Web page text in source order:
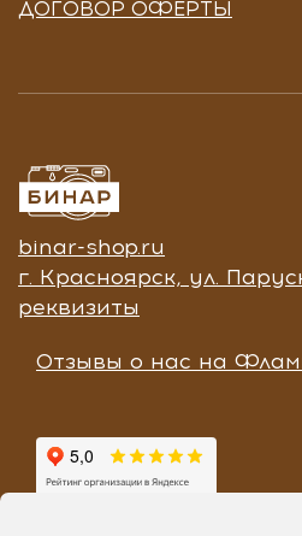
ДОГОВОР ОФЕРТЫ
binar-shop.ru
г. Красноярск, ул.
реквизиты
Отзывы о нас на